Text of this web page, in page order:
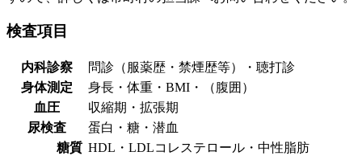
検査項目
内科診察
問診（服薬歴・禁煙歴等）・聴打診
身体測定
身長・体重・BMI・（腹囲）
血圧
収縮期・拡張期
尿検査
蛋白・糖・潜血
糖質 HDL・LDLコレステロール・中性脂肪